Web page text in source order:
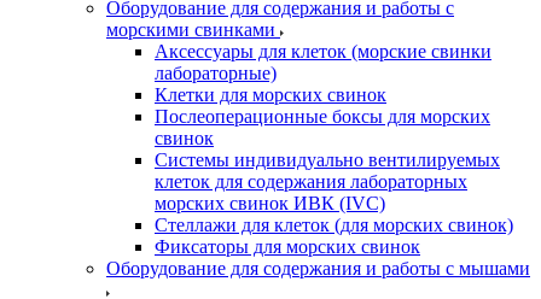
Оборудование для содержания и работы с
морскими свинками
Аксессуары для клеток (морские свинки
лабораторные)
Клетки для морских свинок
Послеоперационные боксы для морских
свинок
Системы индивидуально вентилируемых
клеток для содержания лабораторных
морских свинок ИВК (IVC)
Стеллажи для клеток (для морских свинок)
Фиксаторы для морских свинок
Оборудование для содержания и работы с мышами